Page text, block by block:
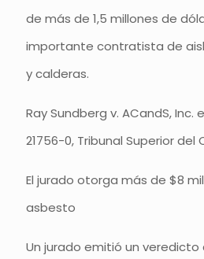
de más de 1,5 millones de
importante contratista de
y calderas.
Ray Sundberg v. ACandS, Inc.
21756-0, Tribunal Superior del
El jurado otorga más de $8
asbesto
Un jurado emitió un veredicto